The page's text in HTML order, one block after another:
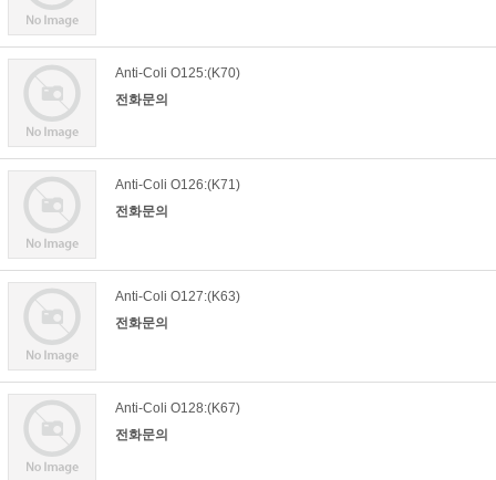
Anti-Coli O125:(K70)
전화문의
Anti-Coli O126:(K71)
전화문의
Anti-Coli O127:(K63)
전화문의
Anti-Coli O128:(K67)
전화문의